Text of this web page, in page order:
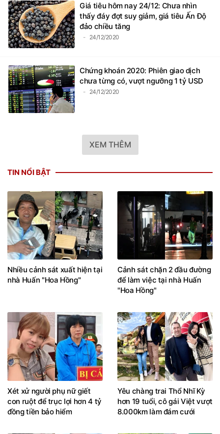
Giá tiêu hôm nay 24/12: Chưa nhìn
thấy đáy đợt suy giảm, giá tiêu Ấn Độ
đảo chiều tăng
24/12/2020
Chứng khoán 2020: Phiên giao dịch
chưa từng có, vượt ngưỡng 1 tỷ USD
24/12/2020
XEM THÊM
TIN NỔI BẬT
Nhiều cảnh sát xuất hiện tại
nhà Huấn "Hoa Hồng"
Cảnh sát chặn 2 đầu đường
để làm việc tại nhà Huấn
"Hoa Hồng"
Xét xử người phụ nữ giết
con ruột để trục lợi hơn 4 tỷ
đồng tiền bảo hiểm
Yêu chàng trai Thổ Nhĩ Kỳ
hơn 19 tuổi, cô gái Việt vượt
8.000km làm đám cưới